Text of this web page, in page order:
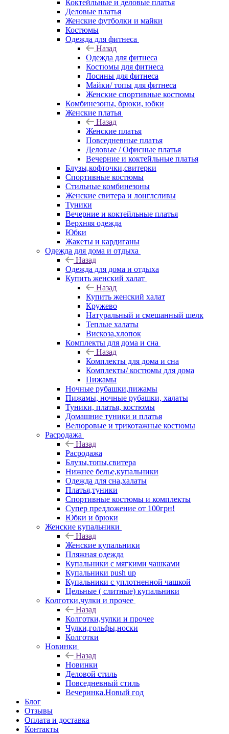
Коктейльные и деловые платья
Деловые платья
Женские футболки и майки
Костюмы
Одежда для фитнеса
Назад
Одежда для фитнеса
Костюмы для фитнеса
Лосины для фитнеса
Майки/ топы для фитнеса
Женские спортивные костюмы
Комбинезоны, брюки, юбки
Женские платья
Назад
Женские платья
Повседневные платья
Деловые / Офисные платья
Вечерние и коктейльные платья
Блузы,кофточки,свитерки
Спортивные костюмы
Стильные комбинезоны
Женские свитера и лонглсливы
Туники
Вечерние и коктейльные платья
Верхняя одежда
Юбки
Жакеты и кардиганы
Одежда для дома и отдыха
Назад
Одежда для дома и отдыха
Купить женский халат
Назад
Купить женский халат
Кружево
Натуральный и смешанный шелк
Теплые халаты
Вискоза,хлопок
Комплекты для дома и сна
Назад
Комплекты для дома и сна
Комплекты/ костюмы для дома
Пижамы
Ночные рубашки,пижамы
Пижамы, ночные рубашки, халаты
Туники, платья, костюмы
Домашние туники и платья
Велюровые и трикотажные костюмы
Расродажа
Назад
Расродажа
Блузы,топы,свитера
Нижнее белье,купальники
Одежда для сна,халаты
Платья,туники
Спортивные костюмы и комплекты
Супер предложение от 100грн!
Юбки и брюки
Женские купальники
Назад
Женские купальники
Пляжная одежда
Купальники с мягкими чашками
Купальники push up
Купальники с уплотненной чашкой
Цельные ( слитные) купальники
Колготки,чулки и прочее
Назад
Колготки,чулки и прочее
Чулки,гольфы,носки
Колготки
Новинки
Назад
Новинки
Деловой стиль
Повседневный стиль
Вечеринка.Новый год
Блог
Отзывы
Оплата и доставка
Контакты